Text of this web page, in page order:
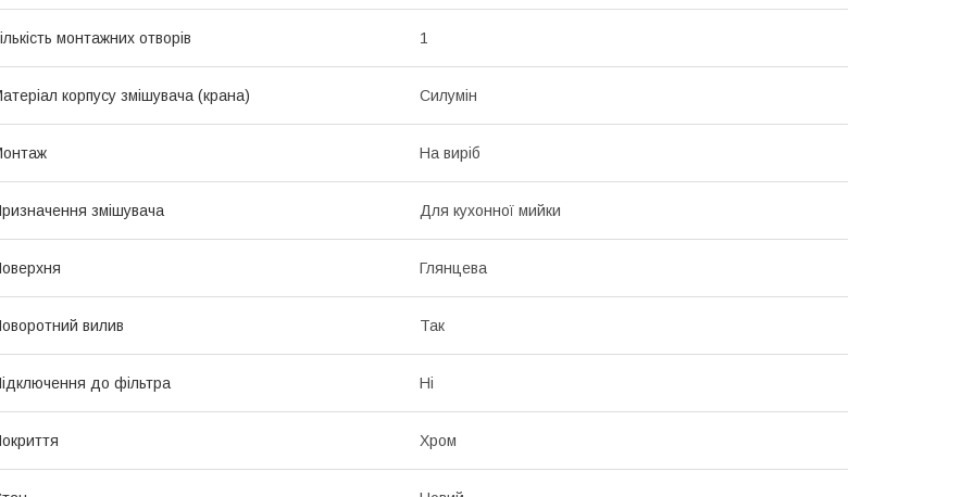
монтажних отворів 1
корпусу змішувача (крана) Силумін
На виріб
змішувача Для кухонної мийки
Глянцева
вилив Так
до фільтра Ні
Хром